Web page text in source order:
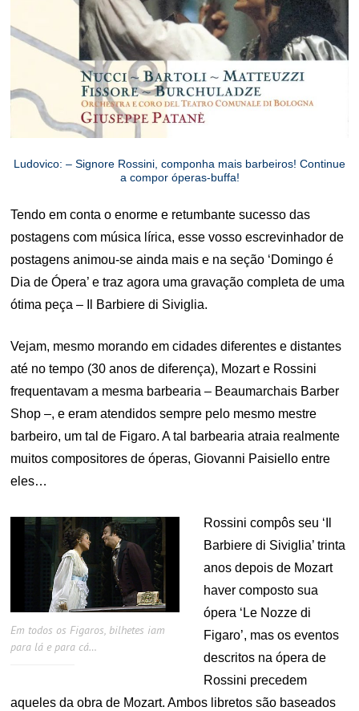
Ludovico: – Signore Rossini, componha mais barbeiros! Continue
a compor óperas-buffa!
Tendo em conta o enorme e retumbante sucesso das
postagens com música lírica, esse vosso escrevinhador de
postagens animou-se ainda mais e na seção ‘Domingo é
Dia de Ópera’ e traz agora uma gravação completa de uma
ótima peça – Il Barbiere di Siviglia.
Vejam, mesmo morando em cidades diferentes e distantes
até no tempo (30 anos de diferença), Mozart e Rossini
frequentavam a mesma barbearia – Beaumarchais Barber
Shop –, e eram atendidos sempre pelo mesmo mestre
barbeiro, um tal de Figaro. A tal barbearia atraia realmente
muitos compositores de óperas, Giovanni Paisiello entre
eles…
Em todos os Figaros, bilhetes iam
para lá e para cá…
Rossini compôs seu ‘Il
Barbiere di Siviglia’ trinta
anos depois de Mozart
haver composto sua
ópera ‘Le Nozze di
Figaro’, mas os eventos
descritos na ópera de
Rossini precedem
aqueles da obra de Mozart. Ambos libretos são baseados